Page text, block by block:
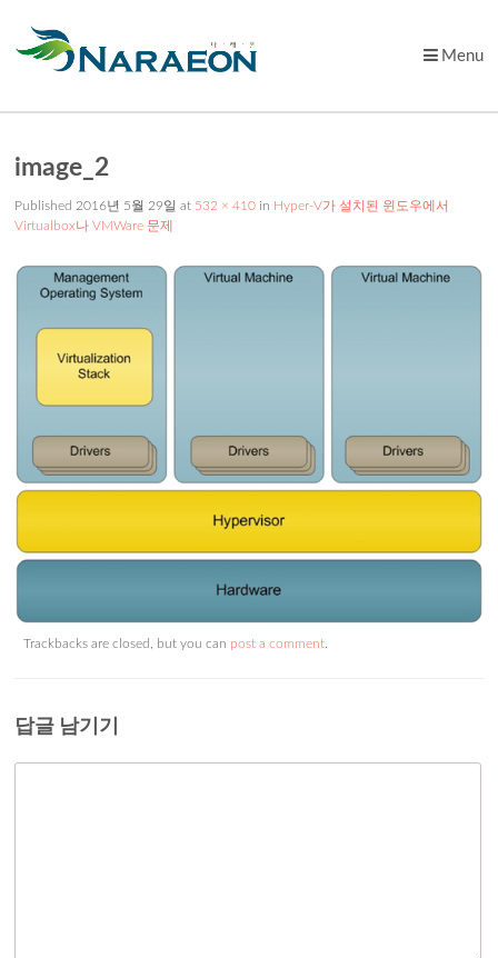
Menu
image_2
Published 2016년 5월 29일 at 532 × 410 in Hyper-V가 설치된 윈도우에서
Virtualbox나 VMWare 문제
Trackbacks are closed, but you can post a comment
답글 남기기